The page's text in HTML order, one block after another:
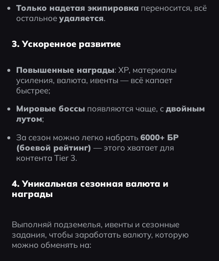
Только надетая экипировка переносится, всё
остальное удаляется.
3. Ускоренное развитие
Повышенные награды: XP, материалы
усиления, валюта, ивенты — всё капает
быстрее;
Мировые боссы появляются чаще, с двойным
лутом;
За сезон можно легко набрать 6000+ БР
(боевой рейтинг) — этого хватает для
контента Tier 3.
4. Уникальная сезонная валюта и
награды
Выполняй подземелья, ивенты и сезонные
задания, чтобы заработать валюту, которую
можно обменять на: